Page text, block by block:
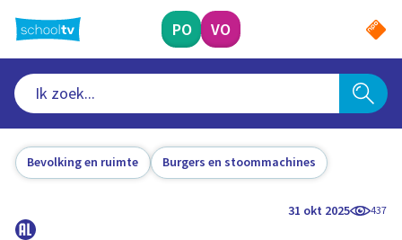
naar
hoofdinhoud
PO VO
Bevolking en ruimte Burgers en stoommachines
31 okt 2025 437